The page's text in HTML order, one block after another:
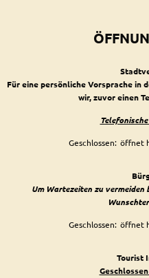
Für eine persönliche Vorsprache in
wir, zuvor einen
Klicken, um weitere
Geschlossen: öffnet
Um Wartezeiten zu vermeiden
Klicken, um weitere
Geschlossen: öffnet
Tourist